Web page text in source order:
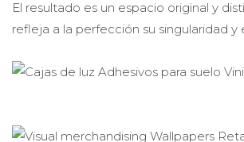
El resultado es un espacio original y
refleja a la perfección su singularidad y